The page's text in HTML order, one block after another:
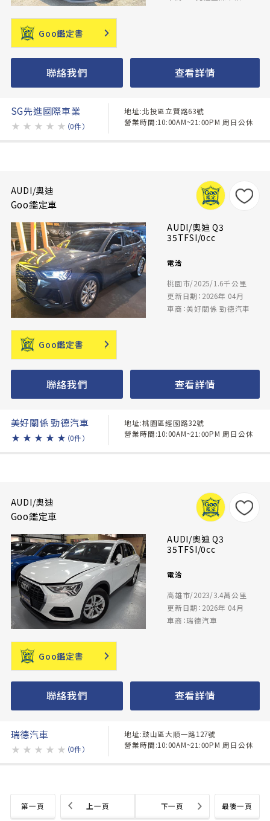
Goo鑑定書
聯絡我們 查看詳情
SG先進國際車業
★ ★ ★ ★ ★ （0件）
地址:北投區立賢路63號
營業時間:10:00AM~21:00PM 周日公休
AUDI/奧迪
Goo鑑定車
AUDI/奧迪 Q3
35TFSI/0cc
電洽
桃園市/2025/1.6千公里
更新日期：2026年 04月
車商：美好關係 勁德汽車
Goo鑑定書
聯絡我們 查看詳情
美好關係 勁德汽車
★ ★ ★ ★ ★ （0件）
地址:桃園區經國路32號
營業時間:10:00AM~21:00PM 周日公休
AUDI/奧迪
Goo鑑定車
AUDI/奧迪 Q3
35TFSI/0cc
電洽
高雄市/2023/3.4萬公里
更新日期：2026年 04月
車商：瑞德汽車
Goo鑑定書
聯絡我們 查看詳情
瑞德汽車
★ ★ ★ ★ ★ （0件）
地址:鼓山區大順一路127號
營業時間:10:00AM~21:00PM 周日公休
第一頁 最後一頁
上一頁 下一頁